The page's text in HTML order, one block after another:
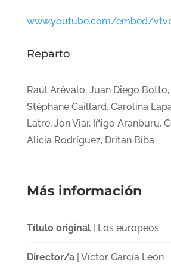
www.youtube.com/embed/
Reparto
Raúl Arévalo, Juan Diego
Stéphane Caillard, Carolina
Latre, Jon Viar, Iñigo Aranburu,
Alicia Rodríguez, Dritan Biba
Más información
Título original| Los europeos
Director/a| Víctor García León